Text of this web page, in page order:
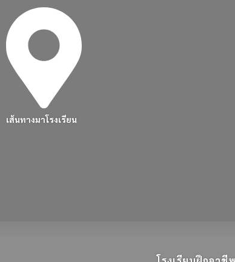
เส้นทางมาโรงเรียน